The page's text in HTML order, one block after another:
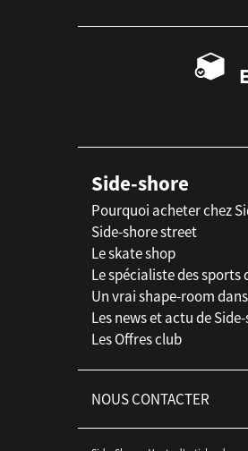
Side-shore
Pourquoi acheter chez
Side-shore street
Le skate shop
Le spécialiste des sports
Un vrai shape-room
Les news et actu de
Les Offres club
NOUS CONTACTER